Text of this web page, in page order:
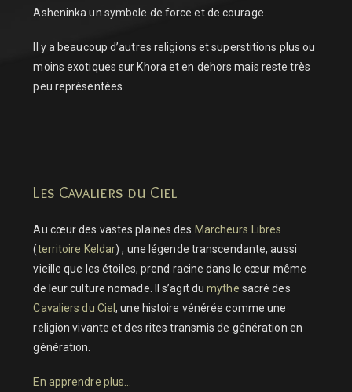
Asheninka un symbole de force et de courage.
Il y a beaucoup d’autres religions et superstitions plus ou
moins exotiques sur Khora et en dehors mais reste très
peu représentées.
Les Cavaliers du Ciel
Au cœur des vastes plaines des Marcheurs Libres
(territoire Keldar) , une légende transcendante, aussi
vieille que les étoiles, prend racine dans le cœur même
de leur culture nomade. Il s’agit dumythe sacré des
Cavaliers du Ciel, une histoire vénérée comme une
religion vivante et des rites transmis de génération en
génération.
En apprendre plus…